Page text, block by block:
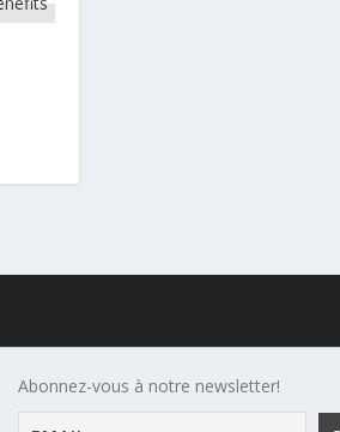
Abonnez-vous à notre newsletter!